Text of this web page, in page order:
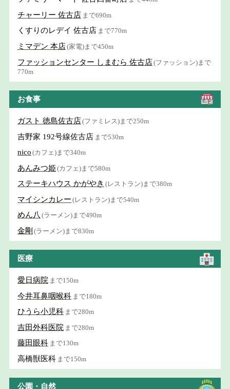
チャーリー 佐古店 まで690m
くすりのレデイ 佐古店 まで770m
ミマデン 本店(家電)まで450m
ファッションセンター しまむら 佐古店(ファッション)まで
770m
お食事
ガスト 徳島佐古店(ファミレス)まで250m
吉野家 192号線佐古店 まで530m
nico (カフェ)まで340m
あんみつ姫 (カフェ)まで580m
ステーキハウス かがやき (レストラン)まで380m
マイシンカレー (レストラン)まで540m
めん八 (ラーメン)まで490m
金剛 (ラーメン)まで830m
医療
愛日病院 まで150m
今井耳鼻咽喉科 まで180m
ひうら小児科 まで280m
吉田外科医院 まで280m
藤田眼科 まで130m
高橋獣医科 まで150m
公園・自然